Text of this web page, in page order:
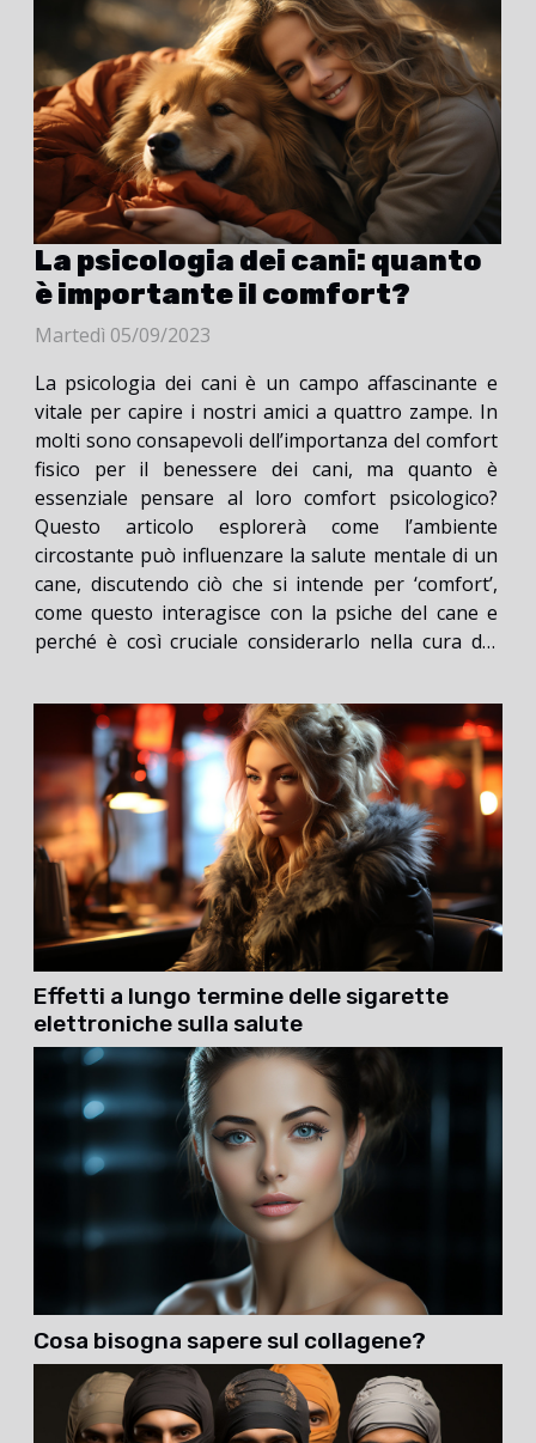
La psicologia dei cani: quanto
è importante il comfort?
Martedì 05/09/2023
La psicologia dei cani è un campo affascinante e
vitale per capire i nostri amici a quattro zampe. In
molti sono consapevoli dell’importanza del comfort
fisico per il benessere dei cani, ma quanto è
essenziale pensare al loro comfort psicologico?
Questo articolo esplorerà come l’ambiente
circostante può influenzare la salute mentale di un
cane, discutendo ciò che si intende per ‘comfort’,
come questo interagisce con la psiche del cane e
perché è così cruciale considerarlo nella cura del
leggere per saperne di più su...
Effetti a lungo termine delle sigarette
elettroniche sulla salute
Cosa bisogna sapere sul collagene?